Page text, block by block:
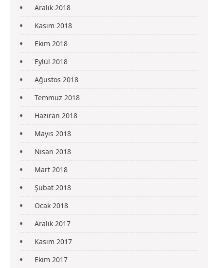
Aralık 2018
Kasım 2018
Ekim 2018
Eylül 2018
Ağustos 2018
Temmuz 2018
Haziran 2018
Mayıs 2018
Nisan 2018
Mart 2018
Şubat 2018
Ocak 2018
Aralık 2017
Kasım 2017
Ekim 2017